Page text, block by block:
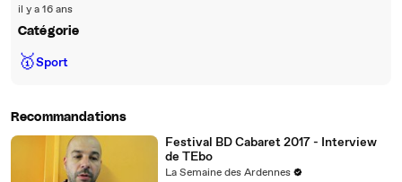
il y a 16 ans
Catégorie
🥇Sport
Recommandations
Festival BD Cabaret 2017 - Interview
de TEbo
La Semaine des Ardennes